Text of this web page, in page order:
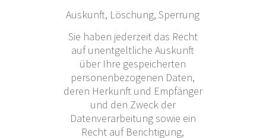
Auskunft, Löschung, Sperrung
Sie haben jederzeit das Recht
auf unentgeltliche Auskunft
über Ihre gespeicherten
personenbezogenen Daten,
deren Herkunft und Empfänger
und den Zweck der
Datenverarbeitung sowie ein
Recht auf Berichtigung,